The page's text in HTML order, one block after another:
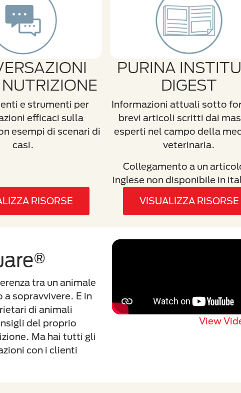
e strumenti per
efficaci sulla
esempi di scenari di
casi.
RISORSE
PURINA
DIGEST
Informazioni attuali sotto
brevi articoli scritti dai
esperti nel campo della
veterinaria.
Collegamento a un
inglese non disponibile in
VISUALIZZA RISORSE
View
tra un animale
a sopravvivere. E in
di animali
del proprio
Ma hai tutti gli
con i clienti